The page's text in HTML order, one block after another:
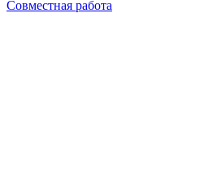
Совместная работа